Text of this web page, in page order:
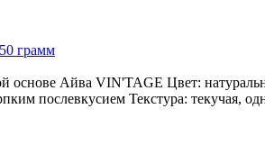
грамм
основе Айва VIN'TAGE Цвет:
послевкусием Текстура: текучая,